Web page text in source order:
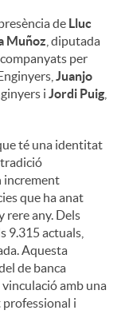
de Lluc
Muñoz , diputada
per
Juanjo
i Jordi Puig
té una identitat
increment
que ha anat
rere any. Dels
9.315 actuals,
Aquesta
de banca
amb una
i